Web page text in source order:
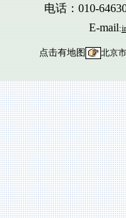
电话：010-
E-mail:
点击有地图 北京